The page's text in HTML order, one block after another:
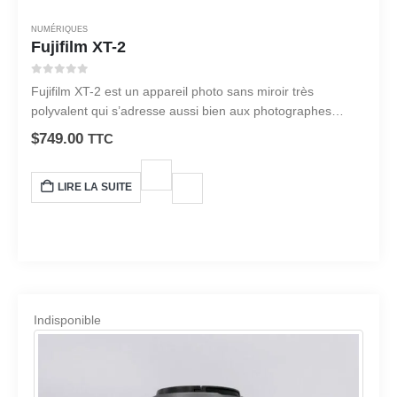
NUMÉRIQUES
Fujifilm XT-2
Fujifilm XT-2 est un appareil photo sans miroir très
polyvalent qui s’adresse aussi bien aux photographes
amateurs que professionnels.
$749.00 TTC
LIRE LA SUITE
Indisponible